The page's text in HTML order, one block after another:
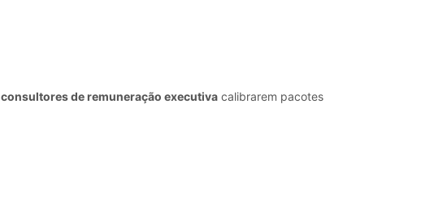
consultores de remuneração executiva calibrarem pacotes